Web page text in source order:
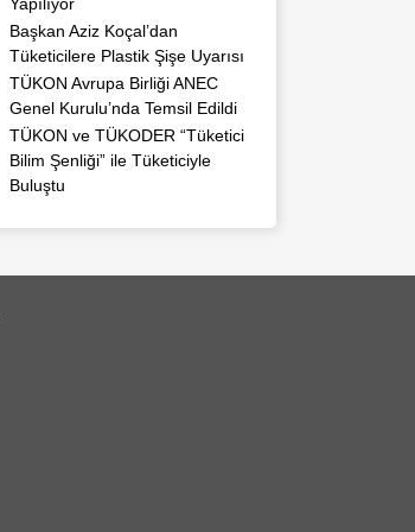
Başkan Aziz Koçal’dan
Tüketicilere Plastik Şişe Uyarısı
TÜKON Avrupa Birliği ANEC
Genel Kurulu’nda Temsil Edildi
TÜKON ve TÜKODER “Tüketici
Bilim Şenliği” ile Tüketiciyle
Buluştu